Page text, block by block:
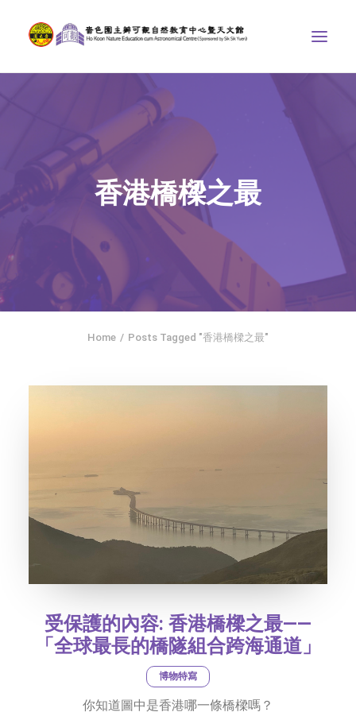
天文館
博物天地
比賽/專題計劃
聯絡我們
SEARCH
社交平台
香港橋樑之最
Home Posts Tagged "香港橋樑之最"
受保護的內容: 香港橋樑之最——
「全球最長的橋隧組合跨海通道」
博物特寫
你知道圖中是香港哪一條橋樑嗎？